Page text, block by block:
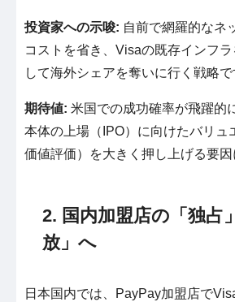
投資家への示唆: 自前で網羅的なネ
コストを省き、Visaの既存インフラ
して海外シェアを奪いに行く戦略で
期待値: 米国での成功確率が飛躍的
本体の上場（IPO）に向けたバリュ
価値評価）を大きく押し上げる要因
2. 国内加盟店の「独占
放」へ
日本国内では、PayPay加盟店で